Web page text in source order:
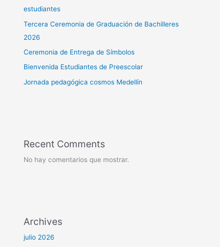
estudiantes
Tercera Ceremonia de Graduación de Bachilleres
2026
Ceremonia de Entrega de Símbolos
Bienvenida Estudiantes de Preescolar
Jornada pedagógica cosmos Medellín
Recent Comments
No hay comentarios que mostrar.
Archives
julio 2026